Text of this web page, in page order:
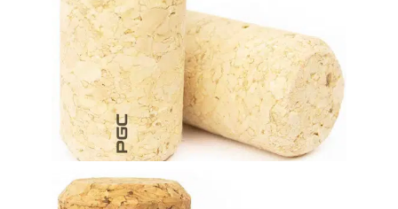
Un’eccellente soluzione ermetica per vini e altre bevande
a consumo immediato (fino a 12 mesi). Offre buone
prestazioni a un prezzo eccezionalmente competitivo.